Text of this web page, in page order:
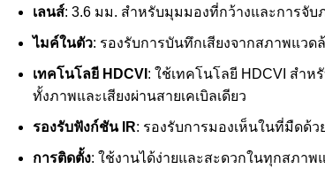
เลนส์: 3.6 มม. สำหรับมุมมองที่กว้างและการจับ
ไมค์ในตัว: รองรับการบันทึกเสียงจากสภาพแว
เทคโนโลยี HDCVI : ใช้เทคโนโลยี HDCVI ส
ทั้งภาพและเสียงผ่านสายเคเบิลเดียว
รองรับฟังก์ชัน IR: รองรับการมองเห็นในที่มืดด้
การติดตั้ง: ใช้งานได้ง่ายและสะดวกในทุกสภา